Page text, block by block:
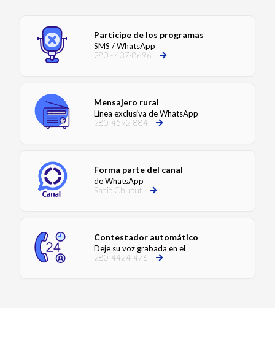
Participe de los programas
SMS / WhatsApp
280 - 437-8696
Mensajero rural
Línea exclusiva de WhatsApp
280-4592-884
Forma parte del canal
de WhatsApp
Radio Chubut
Contestador automático
Deje su voz grabada en el
280-4424-476